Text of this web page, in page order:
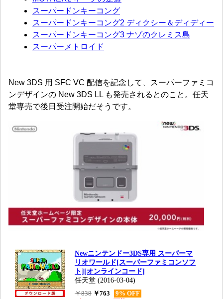
スーパードンキーコング
スーパードンキーコング2 ディクシー＆ディディー
スーパードンキーコング3 ナゾのクレミス島
スーパーメトロイド
New 3DS 用 SFC VC 配信を記念して、スーパーファミコ
ンデザインの New 3DS LL も発売されるとのこと。任天
堂専売で後日受注開始だそうです。